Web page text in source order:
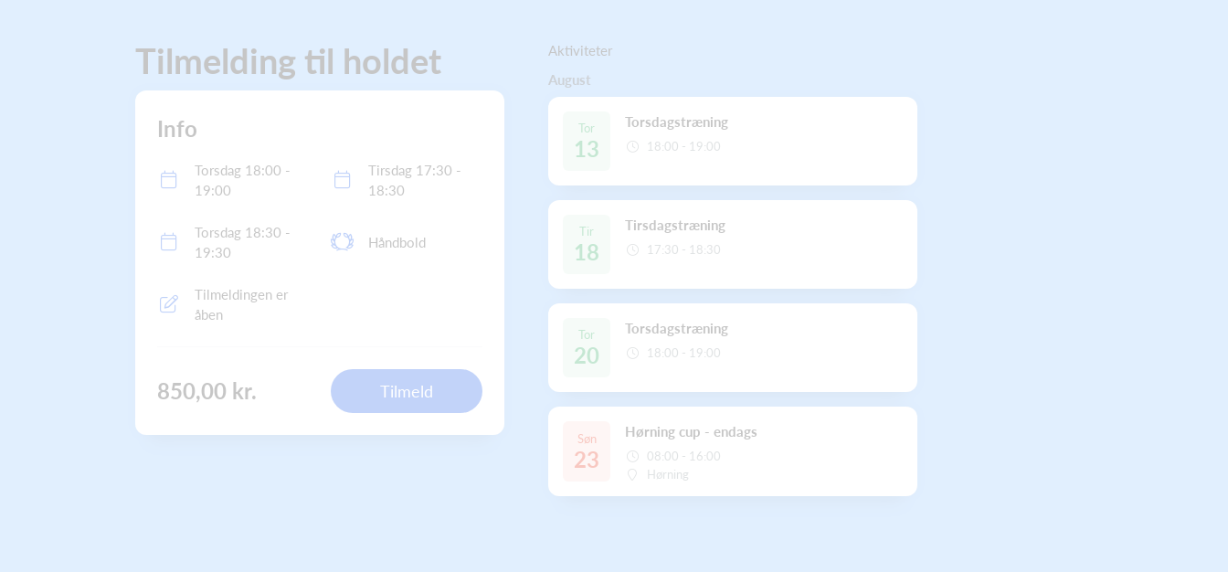
Tilmelding til holdet
Info
Torsdag 18:00 -
19:00
Tirsdag 17:30 -
18:30
Torsdag 18:30 -
19:30
Håndbold
Tilmeldingen er
åben
850,00 kr. Tilmeld
Aktiviteter
August
Tor
13
Torsdagstræning
18:00 - 19:00
Tir
18
Tirsdagstræning
17:30 - 18:30
Tor
20
Torsdagstræning
18:00 - 19:00
Søn
23
Hørning cup - endags
08:00 - 16:00
Hørning